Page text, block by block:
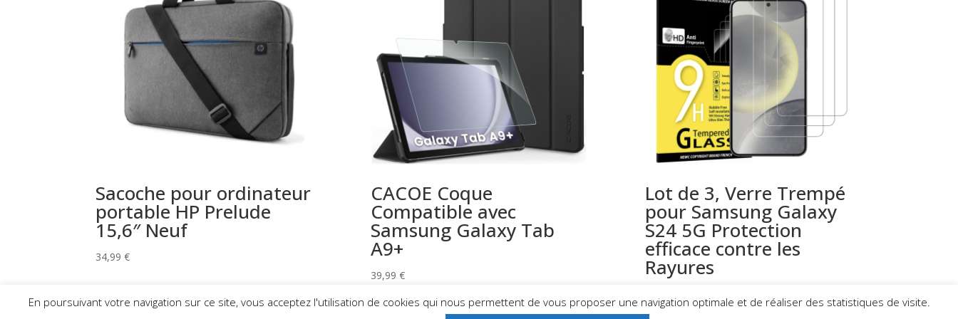
Sacoche pour ordinateur
portable HP Prelude
15,6″ Neuf
34,99€
CACOE Coque
Compatible avec
Samsung Galaxy Tab
A9+
39,99 €
Lot de 3, Verre Trempé
pour Samsung Galaxy
S24 5G Protection
efficace contre les
Rayures
En poursuivant votre navigation sur ce site, vous acceptez l'utilisation de cookies qui nous permettent de vous proposer une navigation optimale et de réaliser des statistiques de visite.